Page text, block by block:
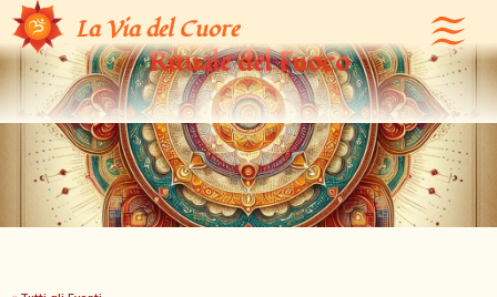
La Via del Cuore
Celebrazione del Solstizio d’Estate con
Rituale del Fuoco